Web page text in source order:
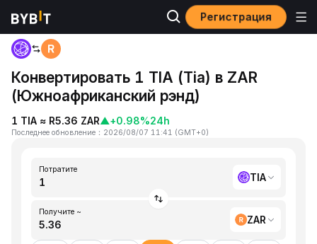
Регистрация
Главная
Конвертировать 1 TIA (Tia) в ZAR
(Южноафриканский рэнд)
1 TIA ≈ R5.36 ZAR▲+0.98%24h
Последнее обновление ： 2026/08/07 11:41 (GMT+0)
Потратите
TIA
Получите ~
ZAR